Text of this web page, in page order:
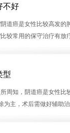
不好
癌是女性比较高发的
较常用的保守治疗有放
型
知，阴道癌是女性比
为主，术后需做好辅助